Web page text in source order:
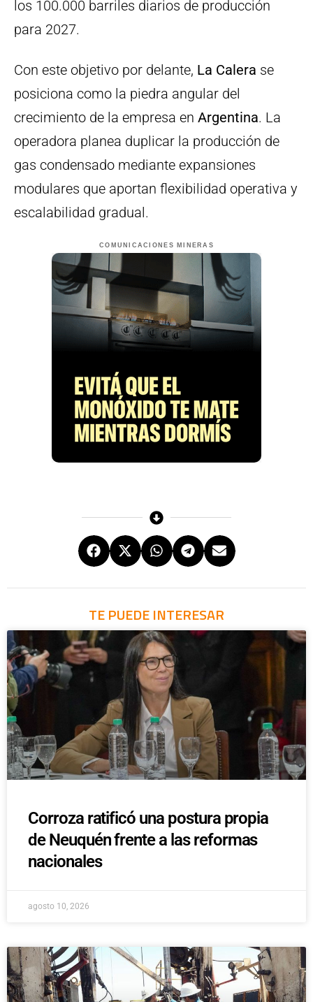
los 100.000 barriles diarios de producción
para 2027.
Con este objetivo por delante, La Calera se
posiciona como la piedra angular del
crecimiento de la empresa en Argentina. La
operadora planea duplicar la producción de
gas condensado mediante expansiones
modulares que aportan flexibilidad operativa y
escalabilidad gradual.
COMUNICACIONES MINERAS
TE PUEDE INTERESAR
Corroza ratificó una postura propia
de Neuquén frente a las reformas
nacionales
agosto 10, 2026